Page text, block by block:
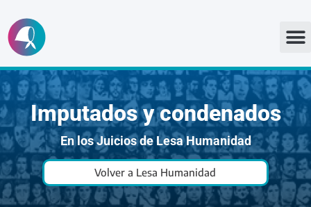
Ir
al
contenido
Imputados y condenados
En los Juicios de Lesa Humanidad
Volver a Lesa Humanidad